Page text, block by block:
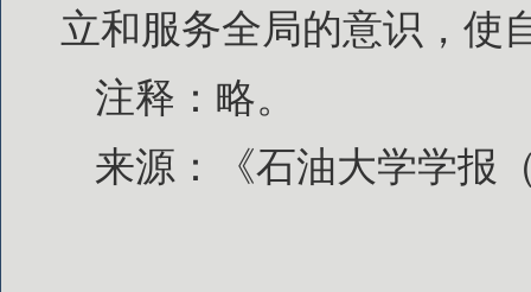
立和服务全局的意识，使
注释：略。
来源：《石油大学学报